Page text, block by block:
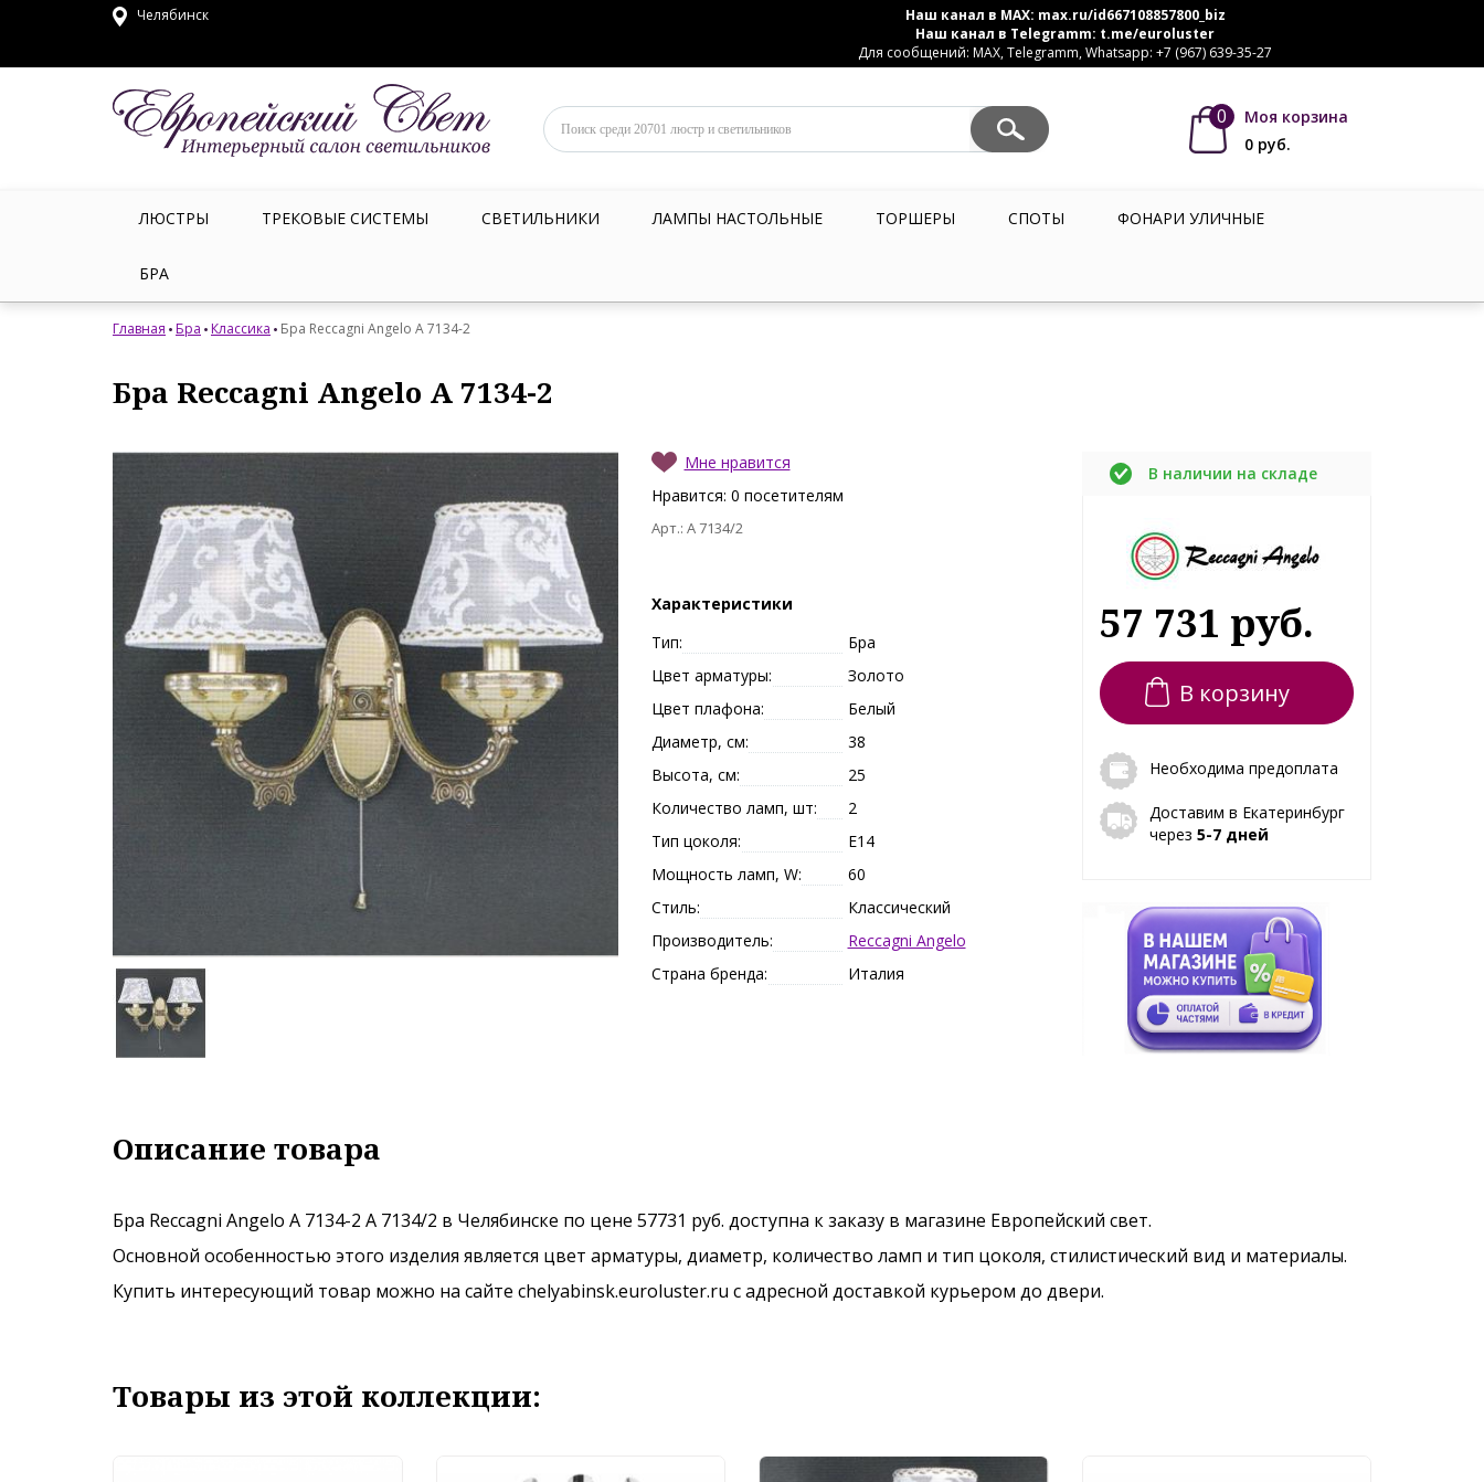
Челябинск Наш канал в MAX: max.ru/id667108857800_biz
Наш канал в Telegramm: t.me/euroluster
Для сообщений: MAX, Telegramm, Whatsapp: +7 (967) 639-35-27
0
Моя корзина
0 руб.
ЛЮСТРЫ ТРЕКОВЫЕ СИСТЕМЫ СВЕТИЛЬНИКИ ЛАМПЫ НАСТОЛЬНЫЕ ТОРШЕРЫ СПОТЫ ФОНАРИ УЛИЧНЫЕ
БРА
Главная Бра Классика Бра Reccagni Angelo A 7134-2
Бра Reccagni Angelo A 7134-2
Мне нравится
Нравится: 0 посетителям
Арт.: A 7134/2
Характеристики
Тип:
Бра
Цвет арматуры:
Золото
Цвет плафона:
Белый
Диаметр, см:
38
Высота, см:
25
Количество ламп, шт:
2
Тип цоколя:
E14
Мощность ламп, W:
60
Стиль:
Классический
Производитель:
Reccagni Angelo
Страна бренда:
Италия
В наличии на складе
57 731 руб.
В корзину
Необходима предоплата
Доставим в Екатеринбург
через 5-7 дней
Описание товара
Бра Reccagni Angelo A 7134-2 A 7134/2 в Челябинске по цене 57731 руб. доступна к заказу в магазине Европейский свет.
Основной особенностью этого изделия является цвет арматуры, диаметр, количество ламп и тип цоколя, стилистический вид и материалы.
Купить интересующий товар можно на сайте chelyabinsk.euroluster.ru с адресной доставкой курьером до двери.
Товары из этой коллекции: